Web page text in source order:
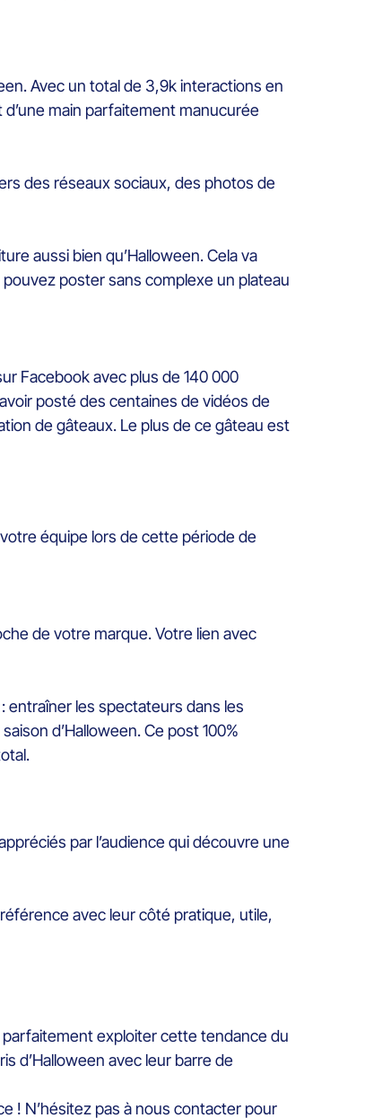
Avec un total de 3,9k interactions en
main parfaitement manucurée
des réseaux sociaux, des photos de
aussi bien qu’Halloween. Cela va
poster sans complexe un plateau
Facebook avec plus de 140 000
posté des centaines de vidéos de
de gâteaux. Le plus de ce gâteau est
équipe lors de cette période de
de votre marque. Votre lien avec
entraîner les spectateurs dans les
d’Halloween. Ce post 100%
par l’audience qui découvre une
avec leur côté pratique, utile,
parfaitement exploiter cette tendance du
d’Halloween avec leur barre de
! N’hésitez pas à nous contacter pour